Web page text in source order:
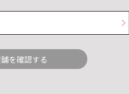
を確認する